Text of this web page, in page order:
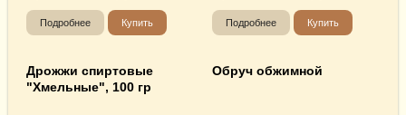
Подробнее Купить Подробнее Купить
Дрожжи спиртовые
"Хмельные", 100 гр
Обруч обжимной